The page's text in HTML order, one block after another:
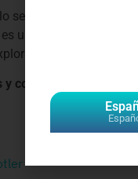
se trata de crear un
un campo en
múltiples
comprender la